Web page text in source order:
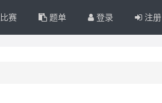
比赛 题单 登录 注册